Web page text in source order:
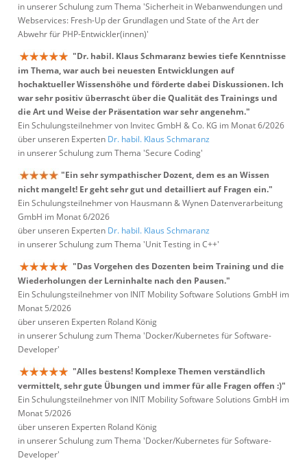
in unserer Schulung zum Thema 'Sicherheit in Webanwendungen und
Webservices: Fresh-Up der Grundlagen und State of the Art der
Abwehr für PHP-Entwickler(innen)'
"Dr. habil. Klaus Schmaranz bewies tiefe Kenntnisse
im Thema, war auch bei neuesten Entwicklungen auf
hochaktueller Wissenshöhe und förderte dabei Diskussionen. Ich
war sehr positiv überrascht über die Qualität des Trainings und
die Art und Weise der Präsentation war sehr angenehm."
Ein Schulungsteilnehmer von Invitec GmbH & Co. KG im Monat 6/2026
über unseren Experten Dr. habil. Klaus Schmaranz
in unserer Schulung zum Thema 'Secure Coding'
"Ein sehr sympathischer Dozent, dem es an Wissen
nicht mangelt! Er geht sehr gut und detailliert auf Fragen ein."
Ein Schulungsteilnehmer von Hausmann & Wynen Datenverarbeitung
GmbH im Monat 6/2026
über unseren Experten Dr. habil. Klaus Schmaranz
in unserer Schulung zum Thema 'Unit Testing in C++'
"Das Vorgehen des Dozenten beim Training und die
Wiederholungen der Lerninhalte nach den Pausen."
Ein Schulungsteilnehmer von INIT Mobility Software Solutions GmbH im
Monat 5/2026
über unseren Experten Roland König
in unserer Schulung zum Thema 'Docker/Kubernetes für Software-
Developer'
"Alles bestens! Komplexe Themen verständlich
vermittelt, sehr gute Übungen und immer für alle Fragen offen :)"
Ein Schulungsteilnehmer von INIT Mobility Software Solutions GmbH im
Monat 5/2026
über unseren Experten Roland König
in unserer Schulung zum Thema 'Docker/Kubernetes für Software-
Developer'